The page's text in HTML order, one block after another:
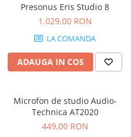
Presonus Eris Studio 8
1.029,00 RON
LA COMANDA
ADAUGA IN COS
Microfon de studio Audio-
Technica AT2020
449,00 RON